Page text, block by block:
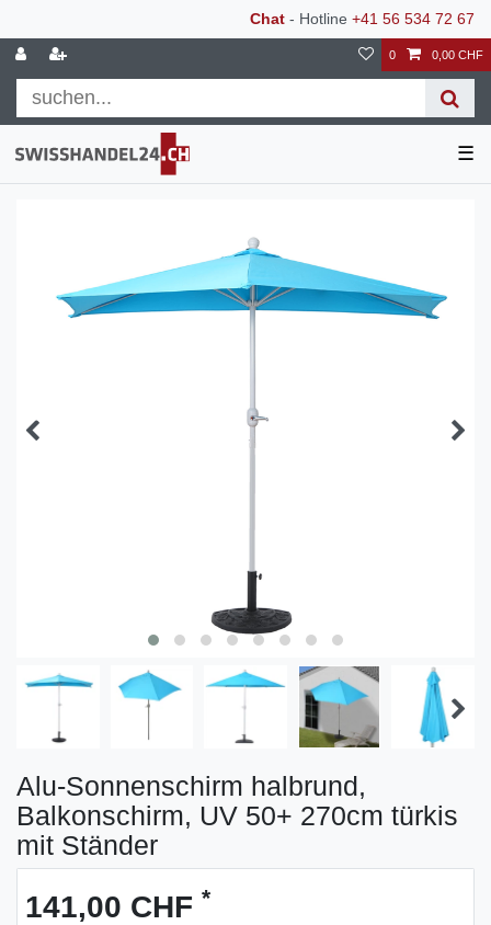
Chat - Hotline +41 56 534 72 67
0 0,00 CHF
☰
Alu-Sonnenschirm halbrund,
Balkonschirm, UV 50+ 270cm türkis
mit Ständer
141,00 CHF *